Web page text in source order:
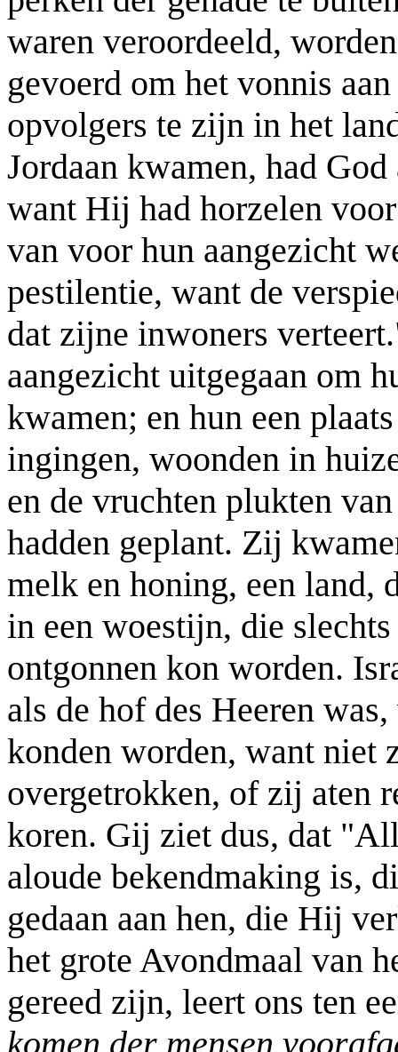
waren veroordeeld,
gevoerd om het vonnis
opvolgers te zijn in het
Jordaan kwamen, had
want Hij had horzelen
van voor hun aangezicht
pestilentie, want de
dat zijne inwoners
aangezicht uitgegaan om
kwamen; en hun een
ingingen, woonden in
en de vruchten plukten
hadden geplant. Zij
melk en honing, een land,
in een woestijn, die
ontgonnen kon worden.
als de hof des Heeren
konden worden, want niet
overgetrokken, of zij aten
koren. Gij ziet dus, dat
aloude bekendmaking is,
gedaan aan hen, die Hij
het grote Avondmaal van
gereed zijn, leert ons ten
komen der mensen